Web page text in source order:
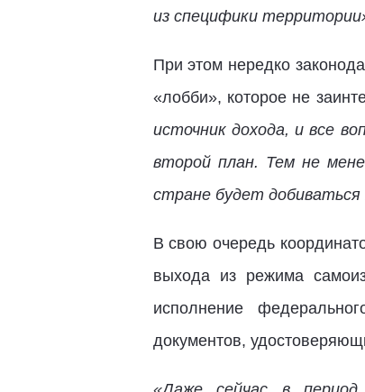
из специфики
При этом нередко
«лобби», которое не
источник дохода, и все
второй план. Тем не
стране будет
В свою очередь
выхода из режима
исполнение
документов,